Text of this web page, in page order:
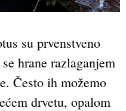
su prvenstveno
hrane razlaganjem
Često ih možemo
drvetu, opalom